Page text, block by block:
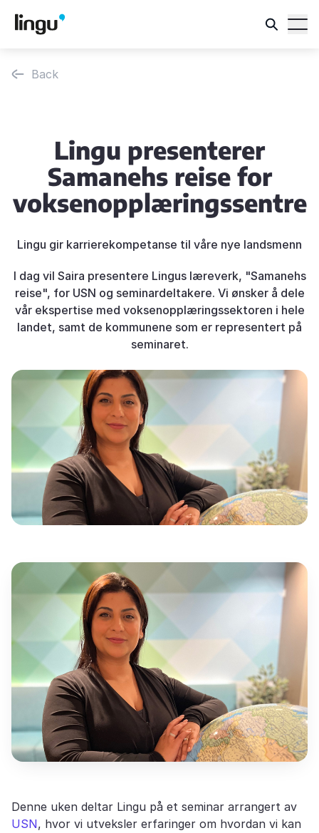
Back
Lingu presenterer
Samanehs reise for
voksenopplæringssentre
Lingu gir karrierekompetanse til våre nye landsmenn
I dag vil Saira presentere Lingus læreverk, "Samanehs
reise", for USN og seminardeltakere. Vi ønsker å dele
vår ekspertise med voksenopplæringssektoren i hele
landet, samt de kommunene som er representert på
seminaret.
Denne uken deltar Lingu på et seminar arrangert av
USN, hvor vi utveksler erfaringer om hvordan vi kan